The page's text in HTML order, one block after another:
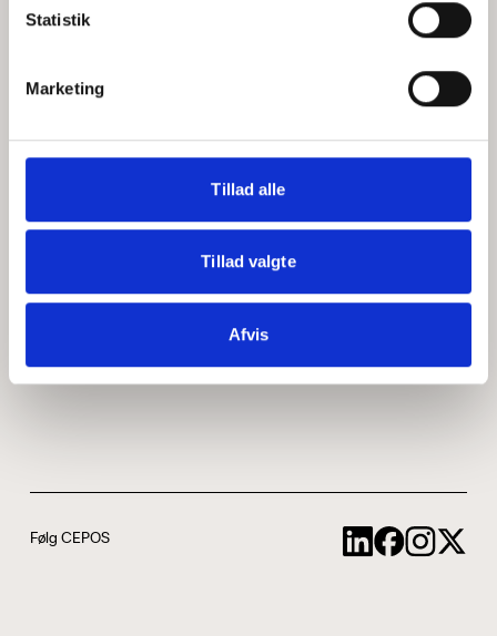
Statistik
Marketing
Tillad alle
Tillad valgte
Afvis
Hvem er CEPOS
Medarbejdere
ABCepos
Podcast
Følg CEPOS